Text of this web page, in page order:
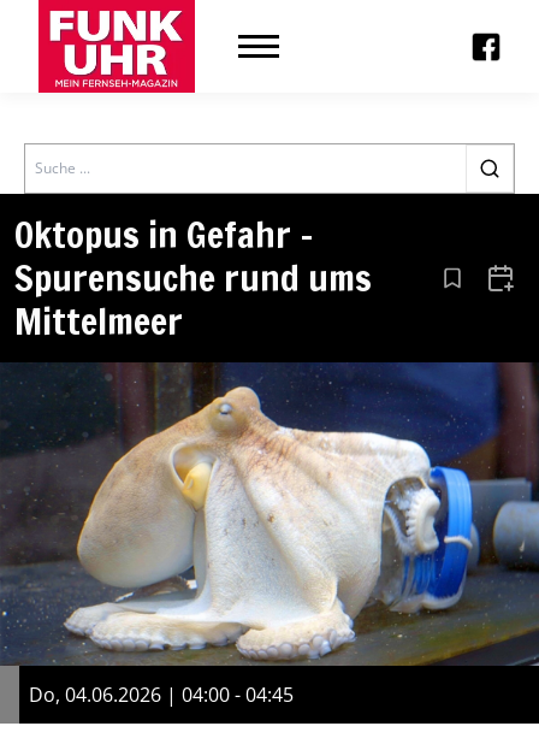
Search
Oktopus in Gefahr –
Spurensuche rund ums
Mittelmeer
Aus den
Do, 04.06.2026 | 04:00 - 04:45